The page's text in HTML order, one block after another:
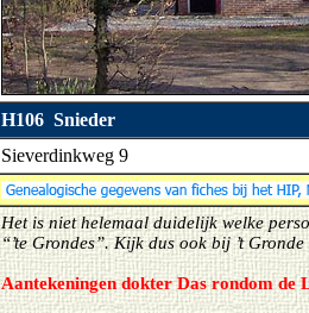
H106 Snieder
Sieverdinkweg 9
Het is niet helemaal duidelijk welke
“’te Grondes”. Kijk dus ook bij ’t
Aantekeningen dokter Das rondom de